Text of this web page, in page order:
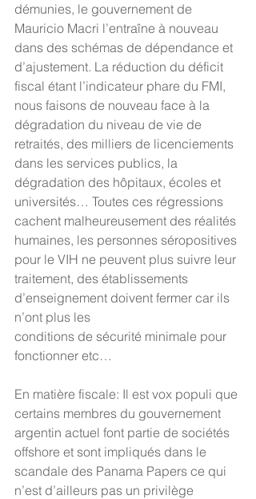
démunies, le gouvernement de
Mauricio Macri l’entraîne à nouveau
dans des schémas de dépendance et
d’ajustement. La réduction du déficit
fiscal étant l’indicateur phare du FMI,
nous faisons de nouveau face à la
dégradation du niveau de vie de
retraités, des milliers de licenciements
dans les services publics, la
dégradation des hôpitaux, écoles et
universités… Toutes ces régressions
cachent malheureusement des réalités
humaines, les personnes séropositives
pour le VIH ne peuvent plus suivre leur
traitement, des établissements
d’enseignement doivent fermer car ils
n’ont plus les
conditions de sécurité minimale pour
fonctionner etc…
En matière fiscale: Il est vox populi que
certains membres du gouvernement
argentin actuel font partie de sociétés
offshore et sont impliqués dans le
scandale des Panama Papers ce qui
n’est d’ailleurs pas un privilège